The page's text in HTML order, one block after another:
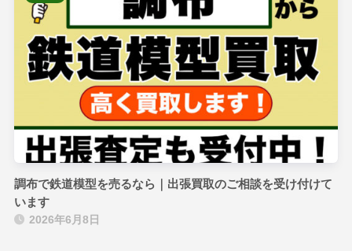
調布で鉄道模型を売るなら｜出張買取のご相談を受け付けて
います
2026年6月8日